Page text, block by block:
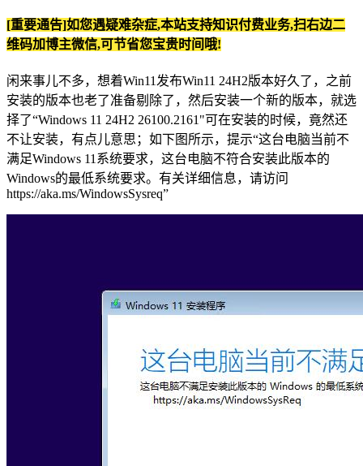
[重要通告]如您遇疑难杂症,本站支持知识付费业务,扫右边二
维码加博主微信,可节省您宝贵时间哦!
闲来事儿不多，想着Win11发布Win11 24H2版本好久了，之前
安装的版本也老了准备剔除了，然后安装一个新的版本，就选
择了“Windows 11 24H2 26100.2161"可在安装的时候，竟然还
不让安装，有点儿意思；如下图所示，提示“这台电脑当前不
满足Windows 11系统要求，这台电脑不符合安装此版本的
Windows的最低系统要求。有关详细信息，请访问
https://aka.ms/WindowsSysreq”